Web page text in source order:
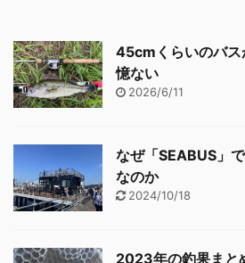
45cmくらいのバス
憶ない
2026/6/11
なぜ「SEABUS」
なのか
2024/10/18
2023年の釣果まと